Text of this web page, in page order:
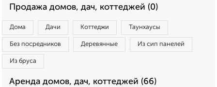
Продажа домов, дач, коттеджей (0)
Дома Дачи Коттеджи Таунхаусы
Без посредников Деревянные Из сип панелей
Из бруса
Аренда домов, дач, коттеджей (66)